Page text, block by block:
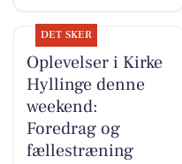
DET SKER
Oplevelser i Kirke
Hyllinge denne
weekend:
Foredrag og
fællestræning